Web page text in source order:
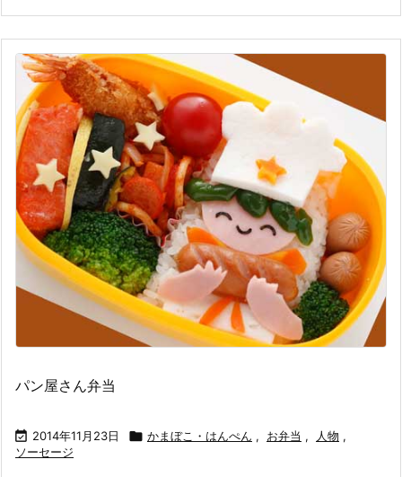
パン屋さん弁当
 2014年11月23日  かまぼこ・はんぺん , お弁当 , 人物 ,
ソーセージ